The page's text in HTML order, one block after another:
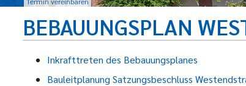
BEBAUUNGSPLAN
Inkrafttreten des Bebauungsplanes
Bauleitplanung Satzungsbeschluss